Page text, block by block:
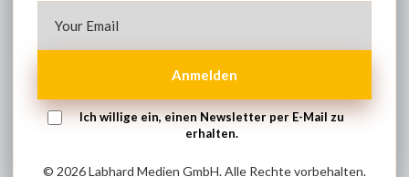
Ich willige ein, einen Newsletter per E-Mail zu
erhalten.
Anmelden
© 2026 Labhard Medien GmbH. Alle Rechte vorbehalten.